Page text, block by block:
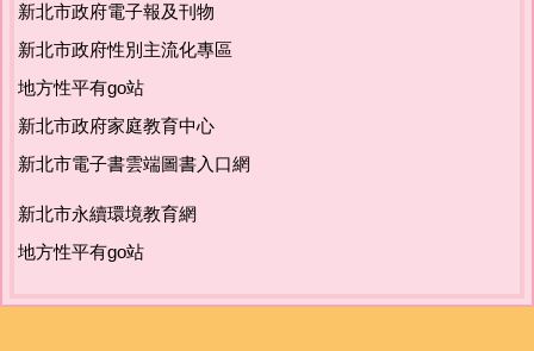
校園環境教育專區
新北市家庭教育中心
瑞亭教育基金會
新北市政府電子報及刊物
新北市政府性別主流化專區
地方性平有go站
新北市政府家庭教育中心
新北市電子書雲端圖書入口網
新北市永續環境教育網
地方性平有go站